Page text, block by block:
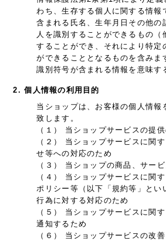
わち、生存する個人に関する情報
含まれる氏名、生年月日その他の
人を識別することができるもの（
することができ、それにより特定
ができることとなるものを含みま
識別符号が含まれる情報を意味す
2. 個人情報の利用目的
当ショップは、お客様の個人情報
致します。
（１） 当ショップサービスの提
（２） 当ショップサービスに関
せ等への対応のため
（３） 当ショップの商品、サー
（４） 当ショップサービスに関
ポリシー等（以下「規約等」とい
行為に対する対応のため
（５） 当ショップサービスに関
通知するため
（６） 当ショップサービスの改